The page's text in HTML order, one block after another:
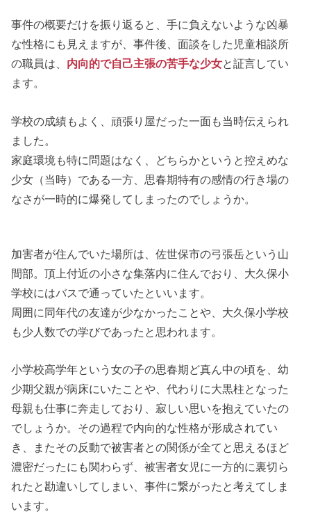
事件の概要だけを振り返ると、手に負えないような凶暴
な性格にも見えますが、事件後、面談をした児童相談所
の職員は、 内向的で自己主張の苦手な少女と証言してい
ます。
学校の成績もよく、頑張り屋だった一面も当時伝えられ
ました。
家庭環境も特に問題はなく、どちらかというと控えめな
少女（当時）である一方、思春期特有の感情の行き場の
なさが一時的に爆発してしまったのでしょうか。
加害者が住んでいた場所は、佐世保市の弓張岳という山
間部。頂上付近の小さな集落内に住んでおり、大久保小
学校にはバスで通っていたといいます。
周囲に同年代の友達が少なかったことや、大久保小学校
も少人数での学びであったと思われます。
小学校高学年という女の子の思春期ど真ん中の頃を、幼
少期父親が病床にいたことや、代わりに大黒柱となった
母親も仕事に奔走しており、寂しい思いを抱えていたの
でしょうか。その過程で内向的な性格が形成されてい
き、またその反動で被害者との関係が全てと思えるほど
濃密だったにも関わらず、被害者女児に一方的に裏切ら
れたと勘違いしてしまい、事件に繋がったと考えてしま
います。